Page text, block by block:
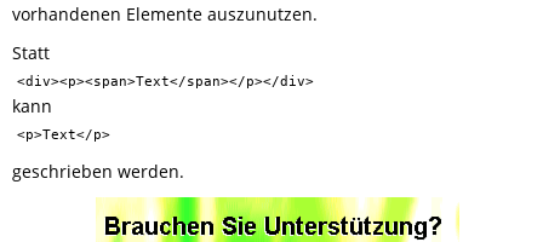
vorhandenen Elemente auszunutzen.
Statt
<div><p><span>Text</span></p></div>
kann
<p>Text</p>
geschrieben werden.